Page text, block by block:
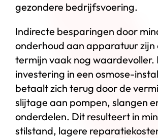
gezondere bedrijfsvoering.
Indirecte besparingen door
onderhoud aan apparatuur zijn
termijn vaak nog waardevoller.
investering in een osmose-
betaalt zich terug door de
slijtage aan pompen, slangen
onderdelen. Dit resulteert in
stilstand, lagere